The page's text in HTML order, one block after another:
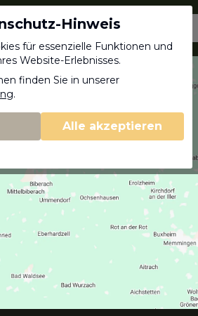
Hinweis
für essenzielle Funktionen und
Website-Erlebnisses.
finden Sie in unserer
.
Alle akzeptieren